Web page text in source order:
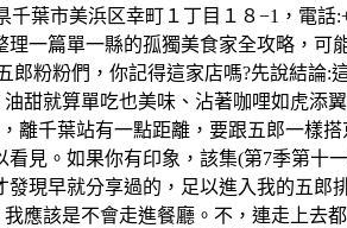
葉市美浜区幸町１丁目１８−1，電話
一篇單一縣的孤獨美食家全攻略，
郎粉粉們，你記得這家店嗎?先說結
甜就算單吃也美味、沾著咖哩如虎
離千葉站有一點距離，要跟五郎一樣
見。如果你有印象，該集(第7季第
現早就分享過的，足以進入我的五郎
應該是不會走進餐廳。不，連走上